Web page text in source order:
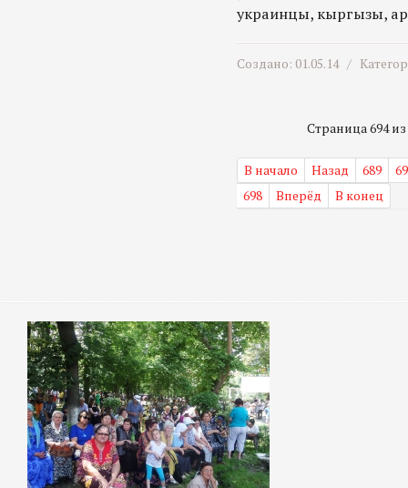
украинцы, кыргызы,
Создано: 01.05.14 /
Страница 694 из
В начало Назад 689
698
Вперёд В конец